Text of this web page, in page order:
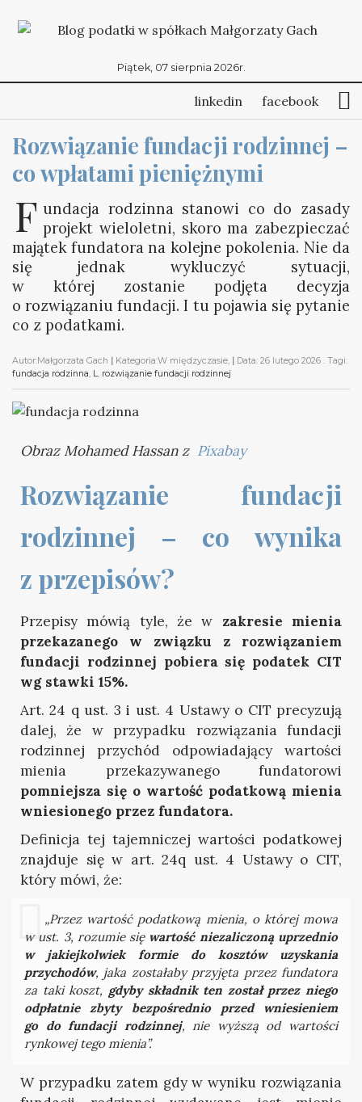
Piątek, 07 sierpnia 2026r.
linkedin facebook
Rozwiązanie fundacji rodzinnej –
co wpłatami pieniężnymi
F undacja rodzinna stanowi co do zasady
projekt wieloletni, skoro ma zabezpieczać
majątek fundatora na kolejne pokolenia. Nie da
się jednak wykluczyć sytuacji,
w której zostanie podjęta decyzja
o rozwiązaniu fundacji. I tu pojawia się pytanie
co z podatkami.
Autor:Małgorzata Gach | Kategoria:W międzyczasie, | Data: 26 lutego 2026 . Tagi:
fundacja rodzinna, L, rozwiązanie fundacji rodzinnej
Obraz Mohamed Hassan z Pixabay
Rozwiązanie fundacji
rodzinnej – co wynika
z przepisów?
Przepisy mówią tyle, że w zakresie mienia
przekazanego w związku z rozwiązaniem
fundacji rodzinnej pobiera się podatek CIT
wg stawki 15%.
Art. 24 q ust. 3 i ust. 4 Ustawy o CIT precyzują
dalej, że w przypadku rozwiązania fundacji
rodzinnej przychód odpowiadający wartości
mienia przekazywanego fundatorowi
pomniejsza się o wartość podatkową mienia
wniesionego przez fundatora.
Definicja tej tajemniczej wartości podatkowej
znajduje się w art. 24q ust. 4 Ustawy o CIT,
który mówi, że:
„Przez wartość podatkową mienia, o której mowa
w ust. 3, rozumie się wartość niezaliczoną uprzednio
w jakiejkolwiek formie do kosztów uzyskania
przychodów, jaka zostałaby przyjęta przez fundatora
za taki koszt, gdyby składnik ten został przez niego
odpłatnie zbyty bezpośrednio przed wniesieniem
go do fundacji rodzinnej, nie wyższą od wartości
rynkowej tego mienia”.
W przypadku zatem gdy w wyniku rozwiązania